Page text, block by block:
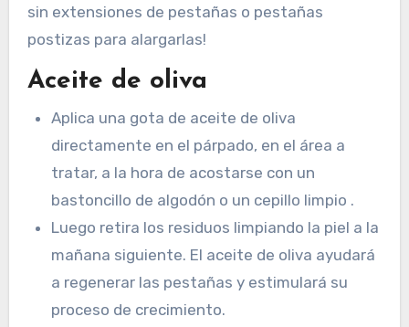
sin extensiones de pestañas o pestañas
postizas para alargarlas!
Aceite de oliva
Aplica una gota de aceite de oliva
directamente en el párpado, en el área a
tratar, a la hora de acostarse con un
bastoncillo de algodón o un cepillo limpio .
Luego retira los residuos limpiando la piel a la
mañana siguiente. El aceite de oliva ayudará
a regenerar las pestañas y estimulará su
proceso de crecimiento.